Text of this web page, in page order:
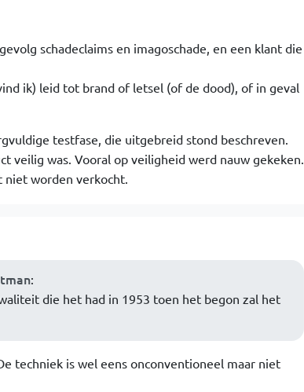
schadeclaims en imagoschade, en een klant die
ik) leid tot brand of letsel (of de dood), of in geval
testfase, die uitgebreid stond beschreven.
veilig was. Vooral op veiligheid werd nauw gekeken.
niet worden verkocht.
:
die het had in 1953 toen het begon zal het
techniek is wel eens onconventioneel maar niet